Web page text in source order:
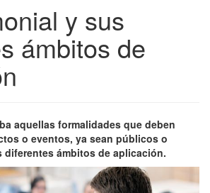
y sus
ámbitos de
aquellas formalidades que deben
o eventos, ya sean públicos o
diferentes ámbitos de aplicación.